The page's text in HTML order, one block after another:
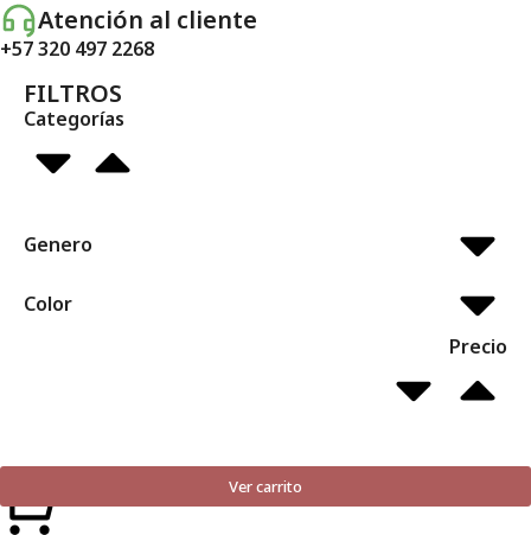
Atención al cliente
+57 320 497 2268
FILTROS
Categorías
Genero
Color
Precio
Ver carrito